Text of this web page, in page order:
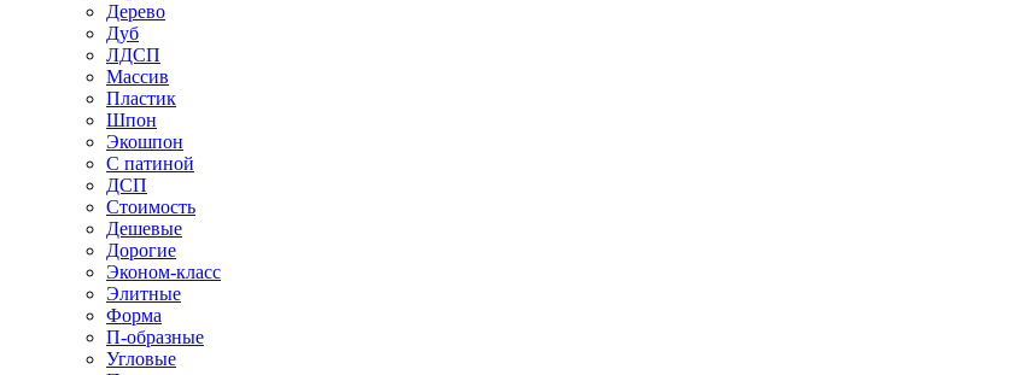
Дерево
Дуб
ЛДСП
Массив
Пластик
Шпон
Экошпон
С патиной
ДСП
Стоимость
Дешевые
Дорогие
Эконом-класс
Элитные
Форма
П-образные
Угловые